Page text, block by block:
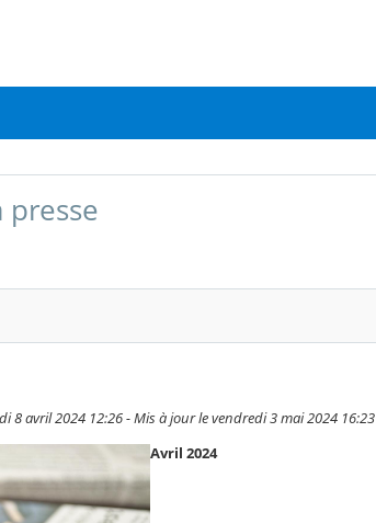
presse
8 avril 2024 12:26 - Mis à jour le vendredi 3 mai 2024 16:23
Avril 2024